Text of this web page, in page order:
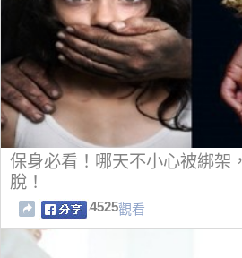
保身必看！哪天不小心被綁架
脫！
4525觀看